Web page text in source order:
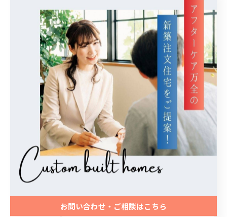
関連タグ
#注文住宅
カテゴリー Categories
全てのカテゴリー
デザイン
ローコスト
エクステリア
お問い合わせ・ご相談はこちら